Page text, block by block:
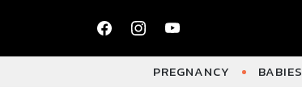
PREGNANCY BABIES